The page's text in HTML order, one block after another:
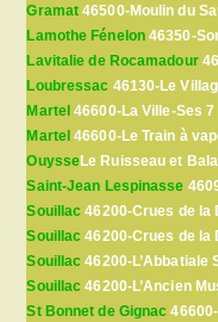
Gramat 46500-Moulin du
Lamothe Fénelon46350-
Lavitalie de Rocamadour
Loubressac 46130-Le
Martel 46600-La Ville-Ses
Martel 46600-Le Train à
OuysseLe Ruisseau et
Saint-Jean Lespinasse
Souillac 46200-Crues de la
Souillac 46200-Crues de la
Souillac 46200-L’Abbatiale
Souillac 46200-L’Ancien
St Bonnet de Gignac